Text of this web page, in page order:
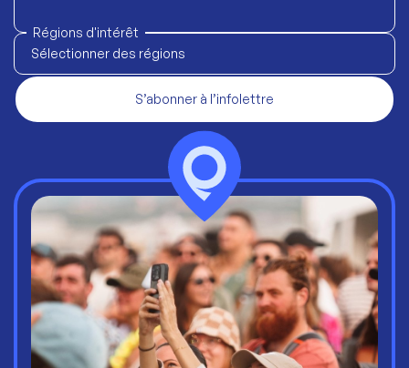
Régions d'intérêt
Sélectionner des régions
S’abonner à l’infolettre